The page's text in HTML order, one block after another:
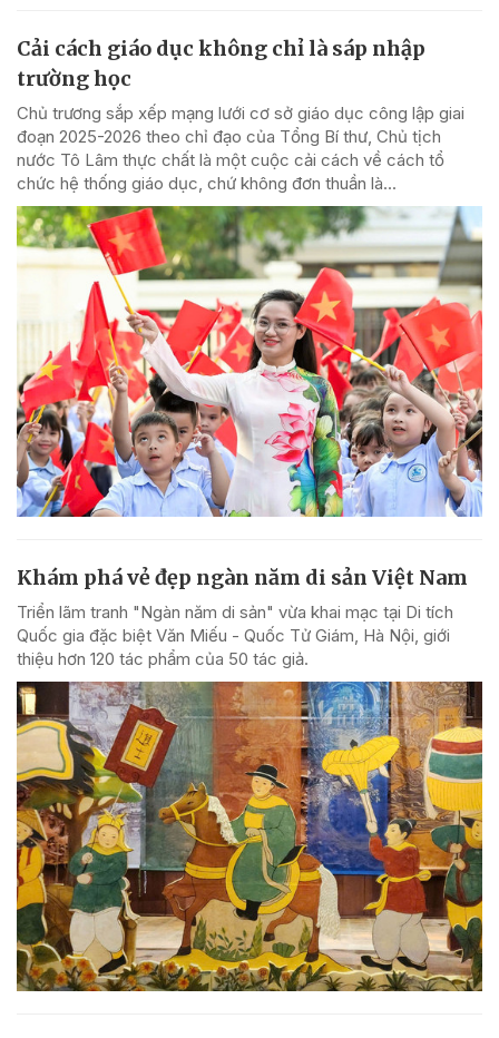
Cải cách giáo dục không chỉ là sáp nhập
trường học
Chủ trương sắp xếp mạng lưới cơ sở giáo dục công lập giai
đoạn 2025-2026 theo chỉ đạo của Tổng Bí thư, Chủ tịch
nước Tô Lâm thực chất là một cuộc cải cách về cách tổ
chức hệ thống giáo dục, chứ không đơn thuần là...
Khám phá vẻ đẹp ngàn năm di sản Việt Nam
Triển lãm tranh "Ngàn năm di sản" vừa khai mạc tại Di tích
Quốc gia đặc biệt Văn Miếu - Quốc Tử Giám, Hà Nội, giới
thiệu hơn 120 tác phẩm của 50 tác giả.